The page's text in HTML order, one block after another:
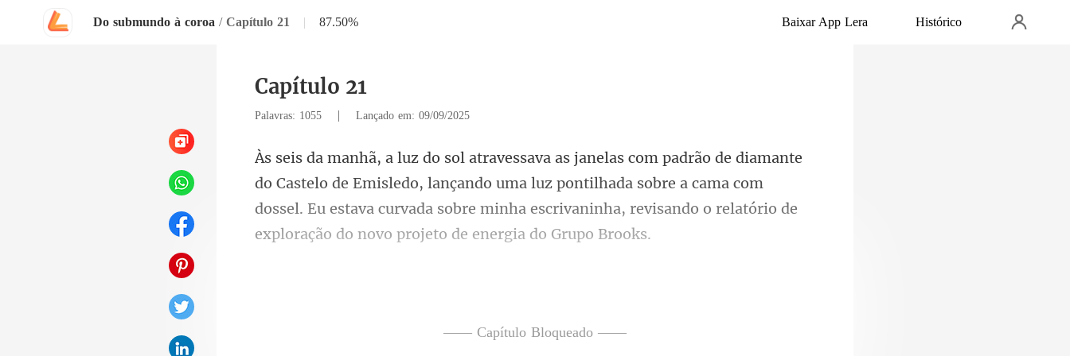
Do submundo à coroa / Capítulo 21 | 87.50% Baixar App Lera Histórico
Capítulo 21
Palavras: 1055 | Lançado em: 09/09/2025
misledo, lançando uma luz pontilhada sobre a cama com
dossel. Eu estava curvada sobre minha
—— Capítulo Bloqueado ——